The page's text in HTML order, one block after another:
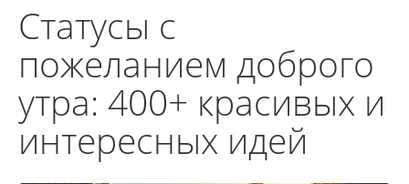
Статусы с
пожеланием доброго
утра: 400+ красивых и
интересных идей